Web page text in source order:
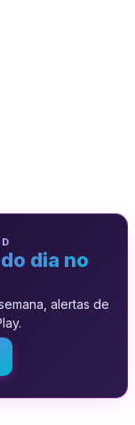
dia no
alertas de